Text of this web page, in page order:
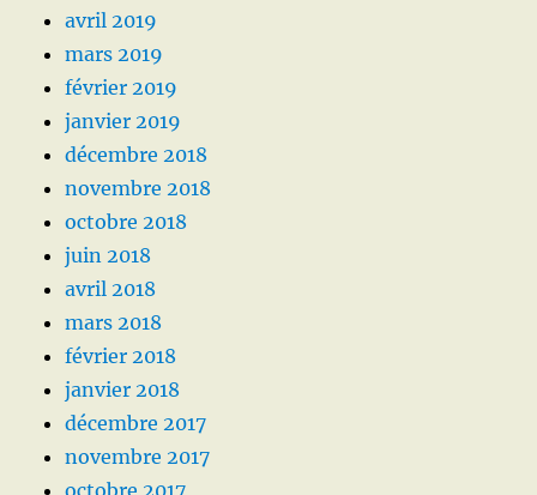
avril 2019
mars 2019
février 2019
janvier 2019
décembre 2018
novembre 2018
octobre 2018
juin 2018
avril 2018
mars 2018
février 2018
janvier 2018
décembre 2017
novembre 2017
octobre 2017